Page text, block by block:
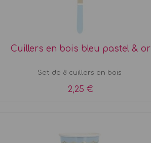
Cuillers en bois bleu pastel & or
Set de 8 cuillers en bois
2,25 €